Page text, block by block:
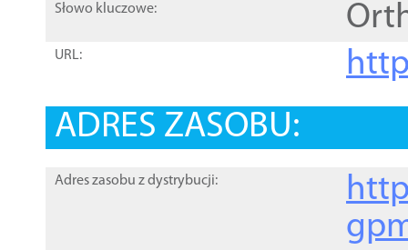
Słowo kluczowe:
URL:
ADRES ZASOBU:
Adres zasobu z dystrybucji: